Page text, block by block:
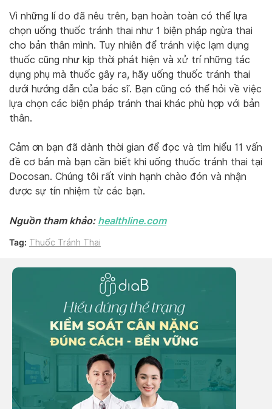
Vì những lí do đã nêu trên, bạn hoàn toàn có thể lựa
chọn uống thuốc tránh thai như 1 biện pháp ngừa thai
cho bản thân mình. Tuy nhiên để tránh việc lạm dụng
thuốc cũng như kịp thời phát hiện và xử trí những tác
dụng phụ mà thuốc gây ra, hãy uống thuốc tránh thai
dưới hướng dẫn của bác sĩ. Bạn cũng có thể hỏi về việc
lựa chọn các biện pháp tránh thai khác phù hợp với bản
thân.
Cảm ơn bạn đã dành thời gian để đọc và tìm hiểu 11 vấn
đề cơ bản mà bạn cần biết khi uống thuốc tránh thai tại
Docosan. Chúng tôi rất vinh hạnh chào đón và nhận
được sự tín nhiệm từ các bạn.
Nguồn tham khảo: healthline.com
Tag: Thuốc Tránh Thai